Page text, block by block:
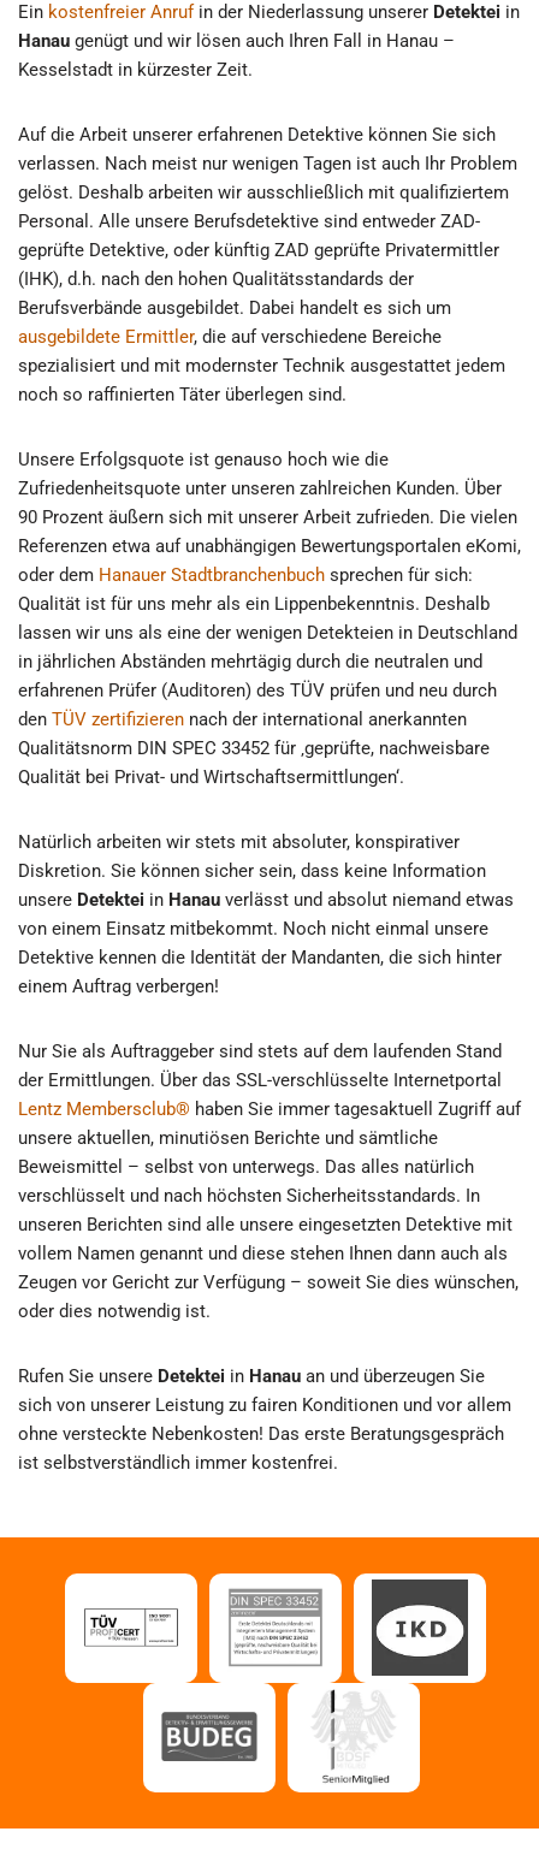
Ein kostenfreier Anruf in der Niederlassung unserer Detektei in
Hanau genügt und wir lösen auch Ihren Fall in Hanau –
Kesselstadt in kürzester Zeit.
Auf die Arbeit unserer erfahrenen Detektive können Sie sich
verlassen. Nach meist nur wenigen Tagen ist auch Ihr Problem
gelöst. Deshalb arbeiten wir ausschließlich mit qualifiziertem
Personal. Alle unsere Berufsdetektive sind entweder ZAD-
geprüfte Detektive, oder künftig ZAD geprüfte Privatermittler
(IHK), d.h. nach den hohen Qualitätsstandards der
Berufsverbände ausgebildet. Dabei handelt es sich um
ausgebildete Ermittler, die auf verschiedene Bereiche
spezialisiert und mit modernster Technik ausgestattet jedem
noch so raffinierten Täter überlegen sind.
Unsere Erfolgsquote ist genauso hoch wie die
Zufriedenheitsquote unter unseren zahlreichen Kunden. Über
90 Prozent äußern sich mit unserer Arbeit zufrieden. Die vielen
Referenzen etwa auf unabhängigen Bewertungsportalen eKomi,
oder dem Hanauer Stadtbranchenbuch sprechen für sich:
Qualität ist für uns mehr als ein Lippenbekenntnis. Deshalb
lassen wir uns als eine der wenigen Detekteien in Deutschland
in jährlichen Abständen mehrtägig durch die neutralen und
erfahrenen Prüfer (Auditoren) des TÜV prüfen und neu durch
den TÜV zertifizieren nach der international anerkannten
Qualitätsnorm DIN SPEC 33452 für ‚geprüfte, nachweisbare
Qualität bei Privat- und Wirtschaftsermittlungen‘.
Natürlich arbeiten wir stets mit absoluter, konspirativer
Diskretion. Sie können sicher sein, dass keine Information
unsere Detektei in Hanau verlässt und absolut niemand etwas
von einem Einsatz mitbekommt. Noch nicht einmal unsere
Detektive kennen die Identität der Mandanten, die sich hinter
einem Auftrag verbergen!
Nur Sie als Auftraggeber sind stets auf dem laufenden Stand
der Ermittlungen. Über das SSL-verschlüsselte Internetportal
Lentz Membersclub® haben Sie immer tagesaktuell Zugriff auf
unsere aktuellen, minutiösen Berichte und sämtliche
Beweismittel – selbst von unterwegs. Das alles natürlich
verschlüsselt und nach höchsten Sicherheitsstandards. In
unseren Berichten sind alle unsere eingesetzten Detektive mit
vollem Namen genannt und diese stehen Ihnen dann auch als
Zeugen vor Gericht zur Verfügung – soweit Sie dies wünschen,
oder dies notwendig ist.
Rufen Sie unsere Detektei in Hanau an und überzeugen Sie
sich von unserer Leistung zu fairen Konditionen und vor allem
ohne versteckte Nebenkosten! Das erste Beratungsgespräch
ist selbstverständlich immer kostenfrei.